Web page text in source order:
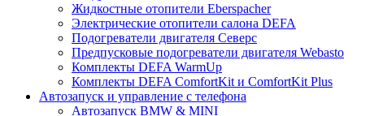
Жидкостные отопители Eberspacher
Электрические отопители салона DEFA
Подогреватели двигателя Северс
Предпусковые подогреватели двигателя Webasto
Комплекты DEFA WarmUp
Комплекты DEFA ComfortKit и ComfortKit Plus
Автозапуск и управление с телефона
Автозапуск BMW & MINI